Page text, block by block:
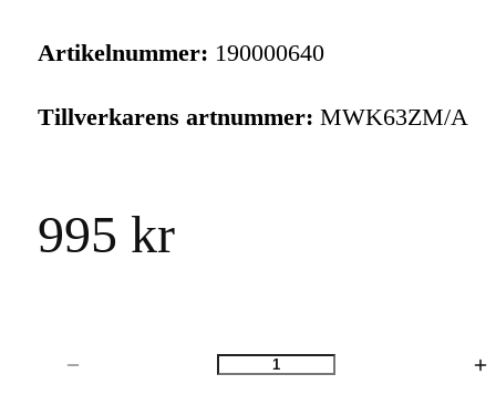
Artikelnummer: 190000640
Tillverkarens artnummer: MWK63ZM/A
995 kr
Antal